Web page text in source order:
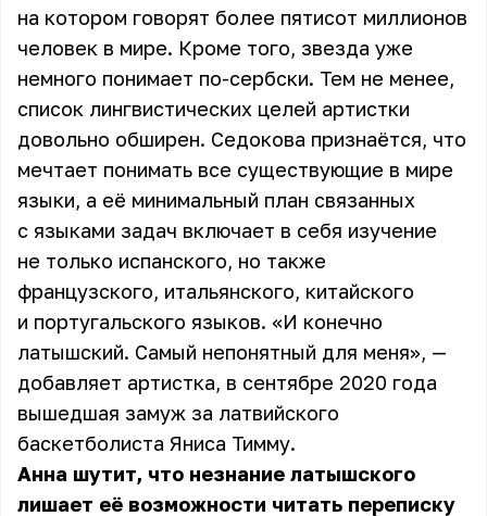
на котором говорят более пятисот миллионов
человек в мире. Кроме того, звезда уже
немного понимает по-сербски. Тем не менее,
список лингвистических целей артистки
довольно обширен. Седокова признаётся, что
мечтает понимать все существующие в мире
языки, а её минимальный план связанных
с языками задач включает в себя изучение
не только испанского, но также
французского, итальянского, китайского
и португальского языков. «И конечно
латышский. Самый непонятный для меня», —
добавляет артистка, в сентябре 2020 года
вышедшая замуж за латвийского
баскетболиста Яниса Тимму.
Анна шутит, что незнание латышского
лишает её возможности читать переписку